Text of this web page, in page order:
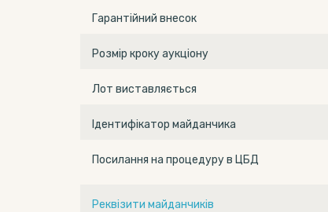
Гарантійний внесок
Розмір кроку аукціону
Лот виставляється
Ідентифікатор майданчика
Посилання на процедуру в ЦБД
Реквізити майданчиків